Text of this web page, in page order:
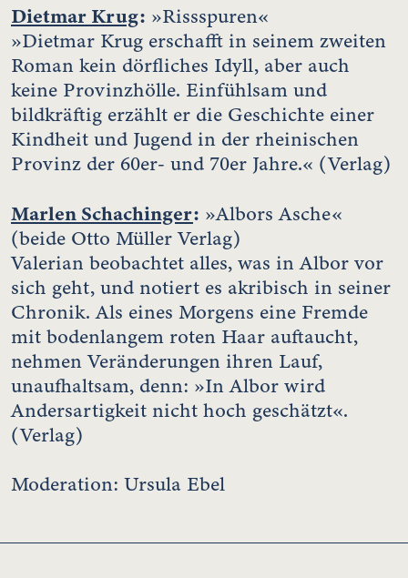
Dietmar Krug: »Rissspuren«
»Dietmar Krug erschafft in seinem zweiten
Roman kein dörfliches Idyll, aber auch
keine Provinzhölle. Einfühlsam und
bildkräftig erzählt er die Geschichte einer
Kindheit und Jugend in der rheinischen
Provinz der 60er- und 70er Jahre.« (Verlag)
Marlen Schachinger: »Albors Asche«
(beide Otto Müller Verlag)
Valerian beobachtet alles, was in Albor vor
sich geht, und notiert es akribisch in seiner
Chronik. Als eines Morgens eine Fremde
mit bodenlangem roten Haar auftaucht,
nehmen Veränderungen ihren Lauf,
unaufhaltsam, denn: »In Albor wird
Andersartigkeit nicht hoch geschätzt«.
(Verlag)
Moderation: Ursula Ebel